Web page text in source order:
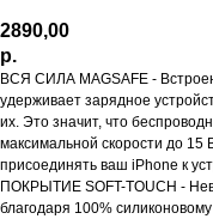
2890,00
р.
ВСЯ СИЛА MAGSAFE -
удерживает зарядное
их. Это значит, что
максимальной скорости до 15
присоединять ваш iPhone к
ПОКРЫТИЕ SOFT-TOUCH -
благодаря 100%